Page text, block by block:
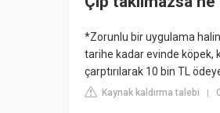
*Zorunlu bir uygulama
tarihe kadar evinde köpek,
çarptırılarak 10 bin TL
Kaynak kaldırma talebi